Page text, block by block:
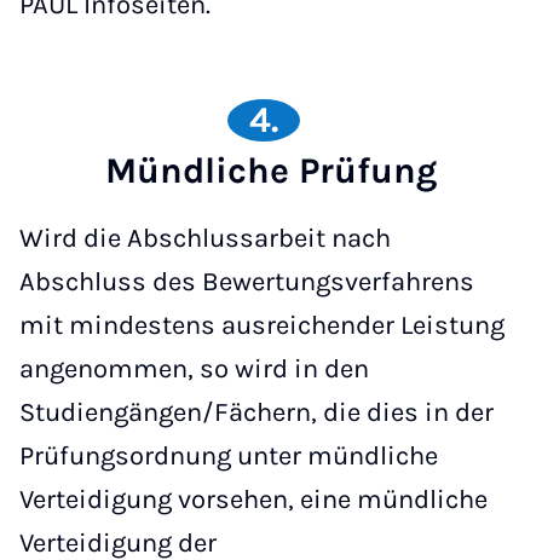
4.
Mündliche Prüfung
Wird die Abschlussarbeit nach
Abschluss des Bewertungsverfahrens
mit mindestens ausreichender Leistung
angenommen, so wird in den
Studiengängen/Fächern, die dies in der
Prüfungsordnung unter mündliche
Verteidigung vorsehen, eine mündliche
Verteidigung der